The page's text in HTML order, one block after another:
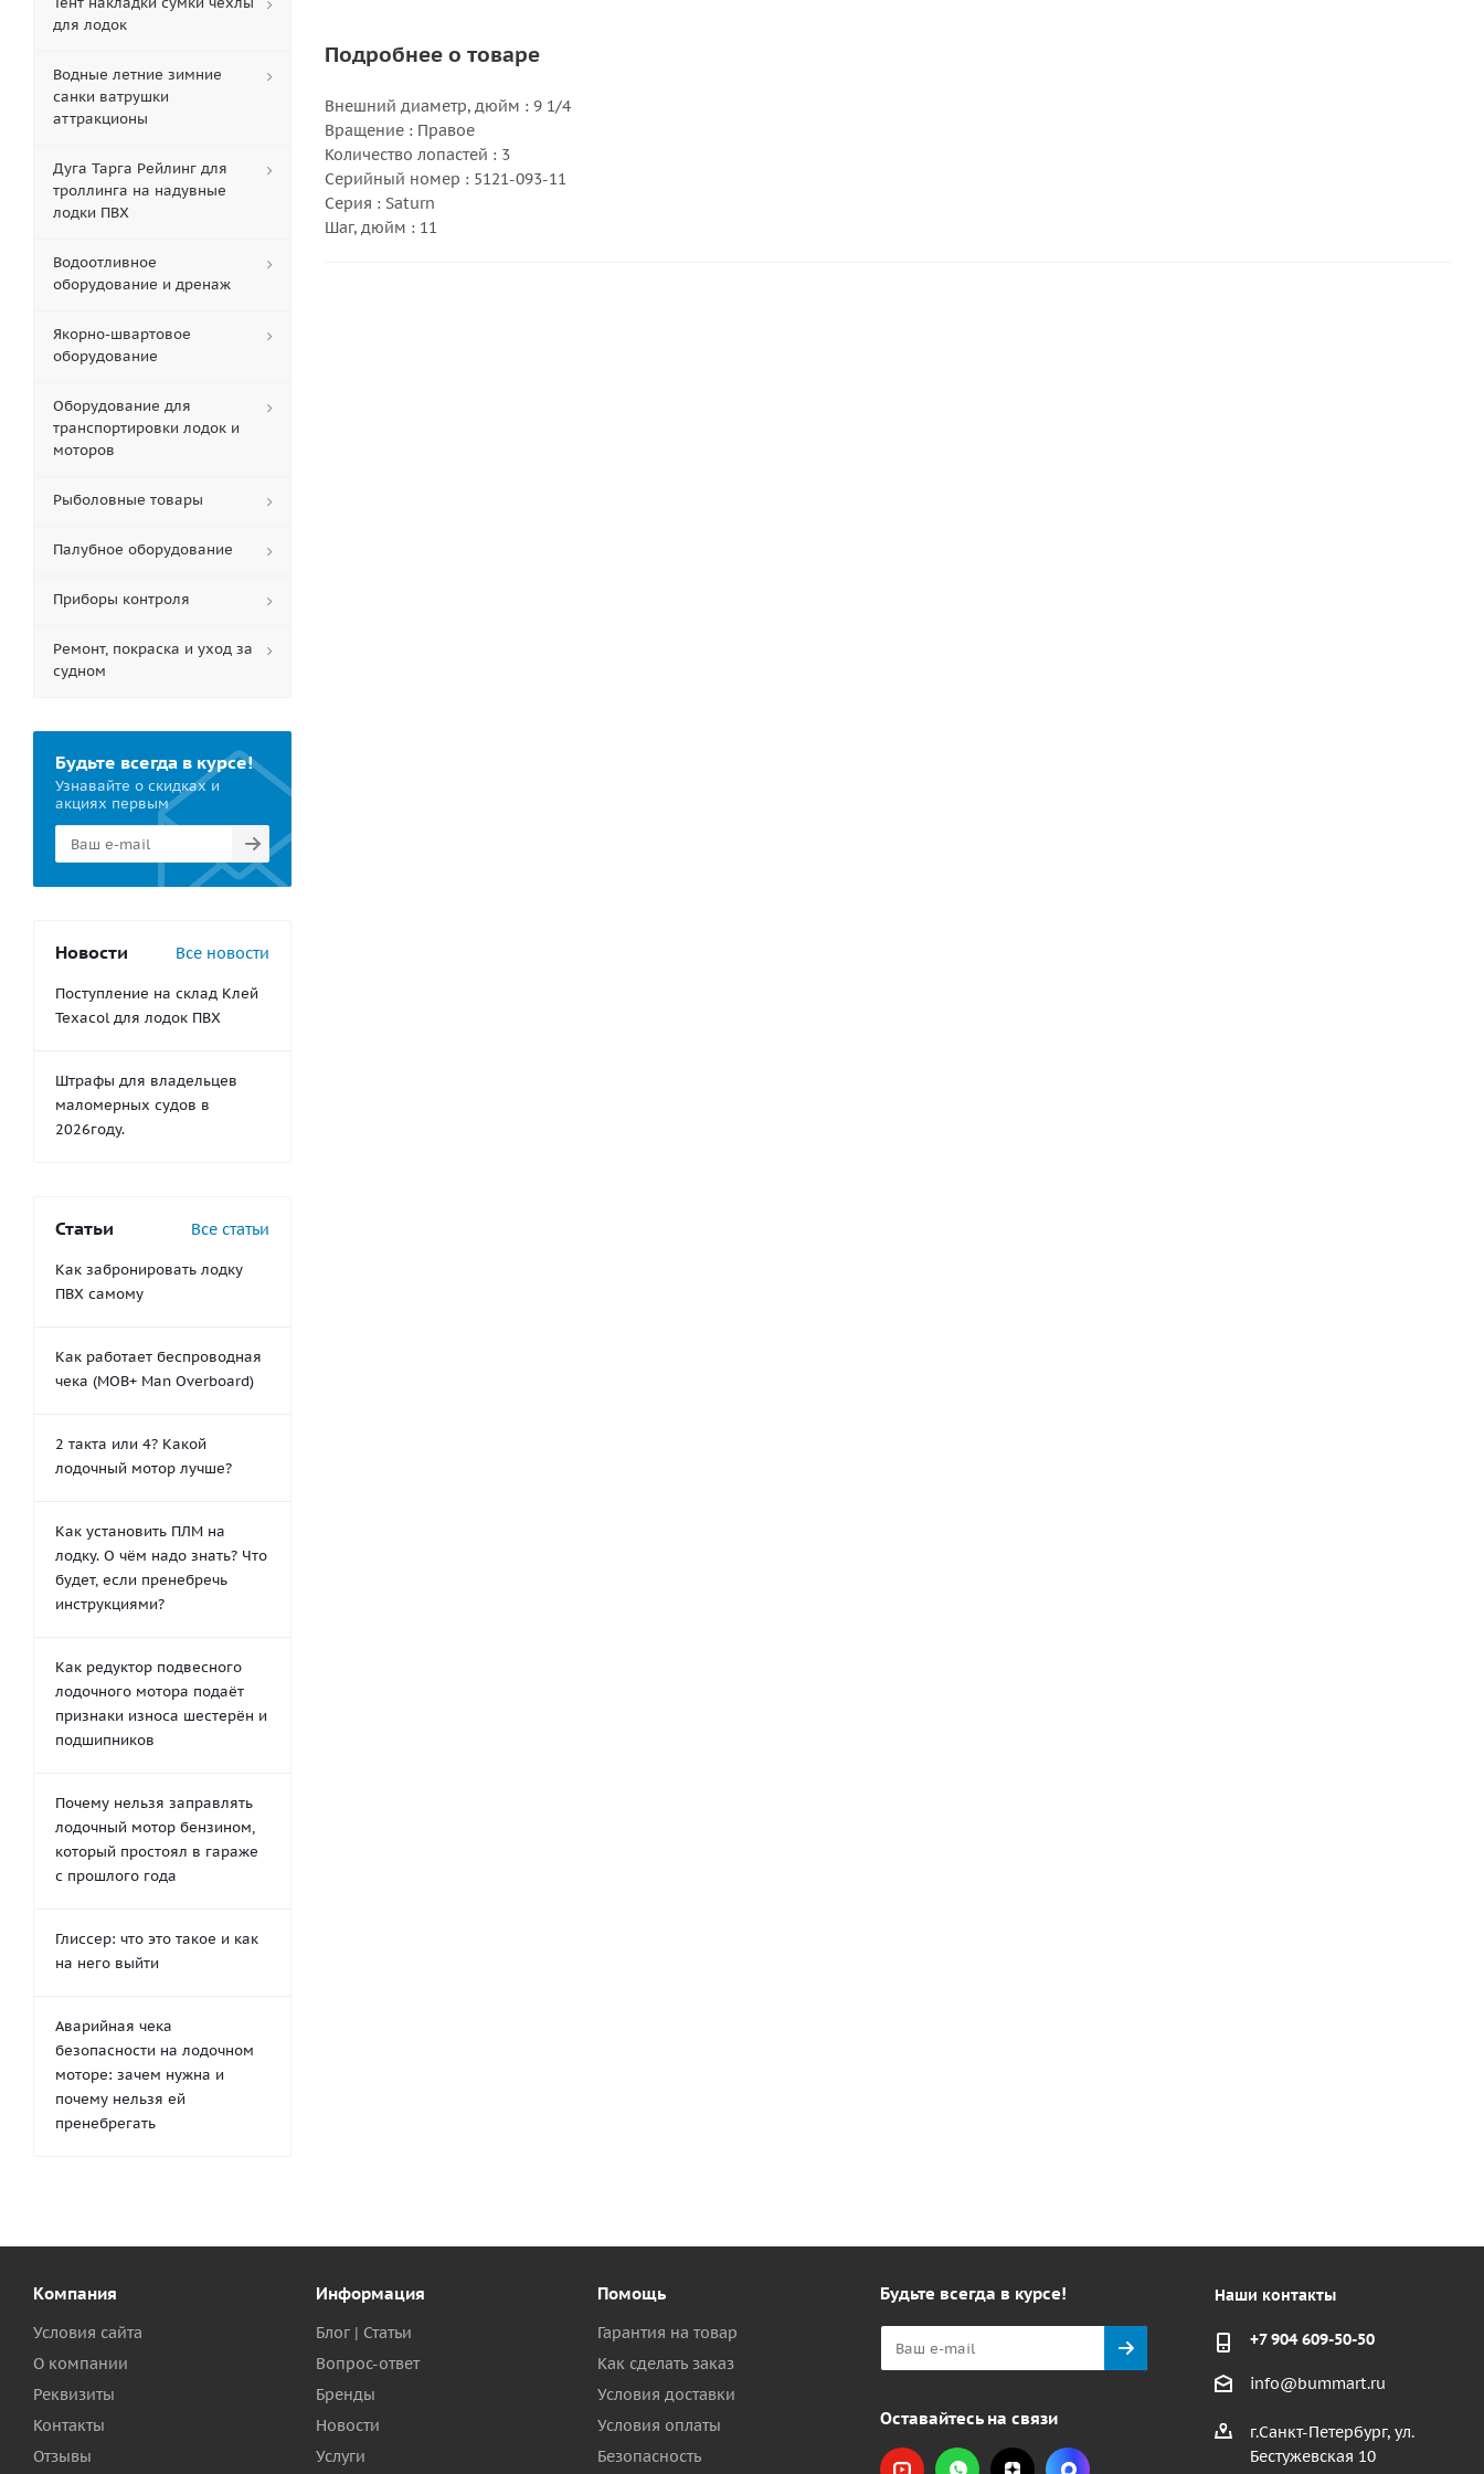
Подробнее о товаре
Внешний диаметр, дюйм : 9 1/4
Вращение : Правое
Количество лопастей : 3
Серийный номер : 5121-093-11
Серия : Saturn
Шаг, дюйм : 11
для лодок
Водные летние зимние
санки ватрушки
аттракционы
Дуга Тарга Рейлинг для
троллинга на надувные
лодки ПВХ
Водоотливное
оборудование и дренаж
Якорно-швартовое
оборудование
Оборудование для
транспортировки лодок и
моторов
Рыболовные товары
Палубное оборудование
Приборы контроля
Ремонт, покраска и уход за
судном
Будьте всегда в курсе!
Узнавайте о скидках и
акциях первым
Новости Все новости
Поступление на склад Клей
Texacol для лодок ПВХ
Штрафы для владельцев
маломерных судов в
2026году.
Статьи Все статьи
Как забронировать лодку
ПВХ самому
Как работает беспроводная
чека (MOB+ Man Overboard)
2 такта или 4? Какой
лодочный мотор лучше?
Как установить ПЛМ на
лодку. О чём надо знать? Что
будет, если пренебречь
инструкциями?
Как редуктор подвесного
лодочного мотора подаёт
признаки износа шестерён и
подшипников
Почему нельзя заправлять
лодочный мотор бензином,
который простоял в гараже
с прошлого года
Глиссер: что это такое и как
на него выйти
Аварийная чека
безопасности на лодочном
моторе: зачем нужна и
почему нельзя ей
пренебрегать
Компания
Условия сайта
О компании
Реквизиты
Контакты
Отзывы
Информация
Блог | Статьи
Вопрос-ответ
Бренды
Новости
Услуги
Помощь
Гарантия на товар
Как сделать заказ
Условия доставки
Условия оплаты
Безопасность
Будьте всегда в курсе!
Оставайтесь на связи
Наши контакты
+7 904 609-50-50
info@bummart.ru
г.Санкт-Петербург, ул.
Бестужевская 10